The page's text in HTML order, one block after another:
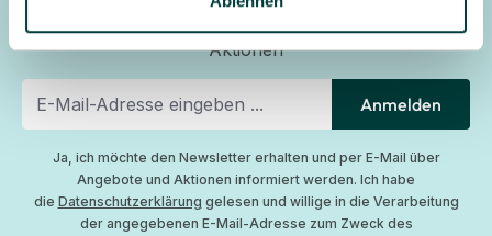
Laufenden und informieren Sie zu Angeboten und
Aktionen
Anmelden
Ja, ich möchte den Newsletter erhalten und per E-Mail über
Angebote und Aktionen informiert werden. Ich habe
die Datenschutzerklärung gelesen und willige in die Verarbeitung
der angegebenen E-Mail-Adresse zum Zweck des